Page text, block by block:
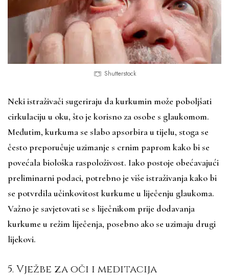
Shutterstock
Neki istraživači sugeriraju da kurkumin može poboljšati
cirkulaciju u oku, što je korisno za osobe s glaukomom.
Međutim, kurkuma se slabo apsorbira u tijelu, stoga se
često preporučuje uzimanje s crnim paprom kako bi se
povećala biološka raspoloživost. Iako postoje obećavajući
preliminarni podaci, potrebno je više istraživanja kako bi
se potvrdila učinkovitost kurkume u liječenju glaukoma.
Važno je savjetovati se s liječnikom prije dodavanja
kurkume u režim liječenja, posebno ako se uzimaju drugi
lijekovi.
5. Vježbe za oči i meditacija